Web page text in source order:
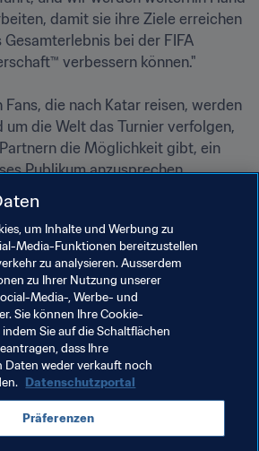
damit sie ihre Ziele erreichen
bei der FIFA
verbessern können."
die nach Katar reisen, werden
um die Welt das Turnier verfolgen,
die Möglichkeit gibt, ein
Publikum anzusprechen.
am Sonntag, 20. November, mit
FIFA Fussball-Weltmeisterschaft
Uhr Ortszeit (15.30 Uhr MEZ). Der
zwischen Katar und
Organisation
Katar 2022™
um Inhalte und Werbung zu
Media-Funktionen bereitzustellen
zu analysieren. Ausserdem
zu Ihrer Nutzung unserer
Media-, Werbe- und
Sie können Ihre Cookie-
Sie auf die Schaltflächen
dass Ihre
Daten weder verkauft noch
Datenschutzportal
Präferenzen